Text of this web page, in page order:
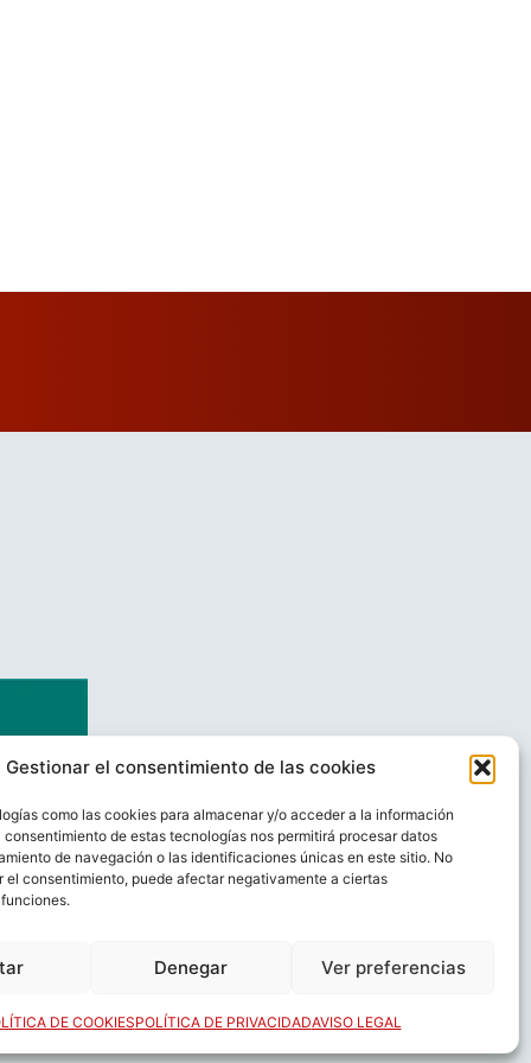
Gestionar el consentimiento de las cookies
como las cookies para almacenar y/o acceder a la información
consentimiento de estas tecnologías nos permitirá procesar datos
de navegación o las identificaciones únicas en este sitio. No
el consentimiento, puede afectar negativamente a ciertas
Denegar Ver preferencias
DE COOKIESPOLÍTICA DE PRIVACIDADAVISO LEGAL